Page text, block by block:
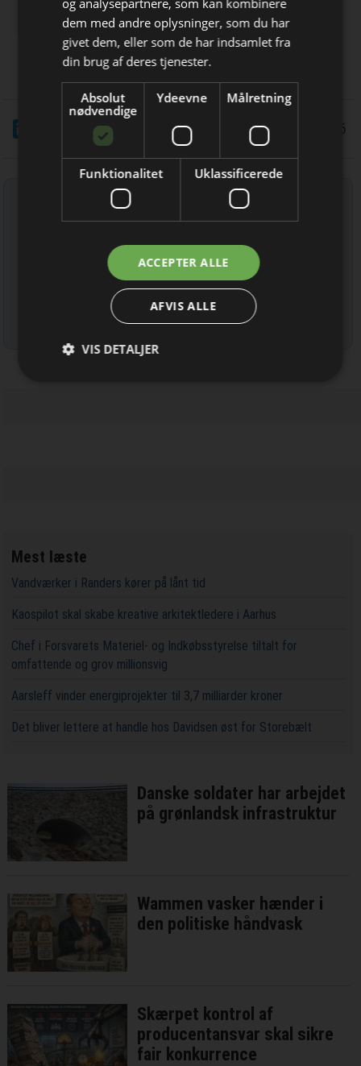
Bliv opdateret hver dag
Få de vigtigste nyheder om
byggebranchen
direkte i din indbakke
Jeg modtager allerede
nyhedsbrevet
ABVAC A/S
Miljøsanering, PCB, asbest, skimmel
mm.
2/6 2026
Tilmeld nyhedsbrev
Indtast din e-mail-adresse herunder.
Læs mere om udsendelsestidspunkter og afmelding her
Mest læste
Vandværker i Randers kører på lånt tid
Kaospilot skal skabe kreative arkitektledere i Aarhus
Chef i Forsvarets Materiel- og Indkøbsstyrelse tiltalt for
omfattende og grov millionsvig
Aarsleff vinder energiprojekter til 3,7 milliarder kroner
Det bliver lettere at handle hos Davidsen øst for Storebælt
Danske soldater har arbejdet
på grønlandsk infrastruktur
Wammen vasker hænder i
den politiske håndvask
Skærpet kontrol af
producentansvar skal sikre
fair konkurrence
dem med andre oplysninger, som du har
givet dem, eller som de har indsamlet fra
din brug af deres tjenester.
Absolut
nødvendige
Ydeevne Målretning
Funktionalitet Uklassificerede
ACCEPTER ALLE
AFVIS ALLE
VIS DETALJER